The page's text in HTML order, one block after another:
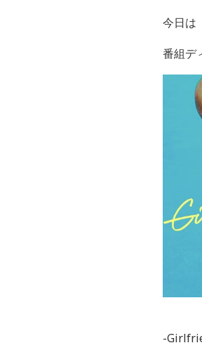
今日は
番組デ
-